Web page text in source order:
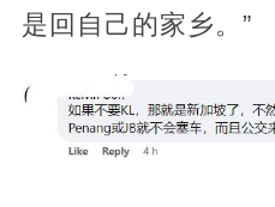
是回自己的家乡。”